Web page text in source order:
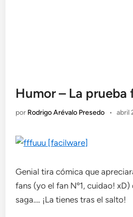
Humor – La prueba
por Rodrigo Arévalo Presedo • abril
Genial tira cómica que
fans (yo el fan Nº1, cuidao!
saga…. ¡La tienes tras el salto!